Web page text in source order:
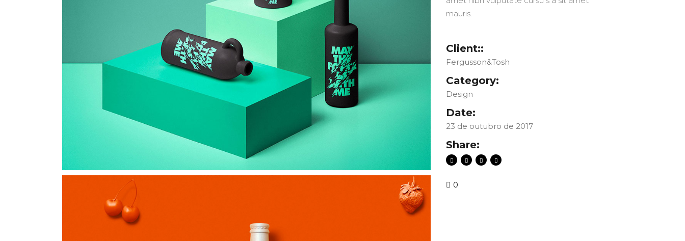
mauris.
Client::
Fergusson&Tosh
Category:
Design
Date:
23 de outubro de 2017
Share:
0